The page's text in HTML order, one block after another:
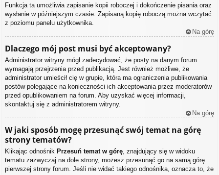
Funkcja ta umożliwia zapisanie kopii roboczej i dokończenie pisania oraz
wysłanie w późniejszym czasie. Zapisaną kopię roboczą można wczytać
z poziomu panelu użytkownika.
Na górę
Dlaczego mój post musi być akceptowany?
Administrator witryny mógł zadecydować, że posty na danym forum
wymagają przejrzenia przed publikacją. Jest również możliwe, że
administrator umieścił cię w grupie, która ma ograniczenia publikowania
postów polegające na konieczności ich akceptowania przez moderatorów
przed opublikowaniem na forum. Aby uzyskać więcej informacji,
skontaktuj się z administratorem witryny.
Na górę
W jaki sposób mogę przesunąć swój temat na górę
strony tematów?
Klikając odnośnik Przesuń temat w górę, znajdujący się w widoku
tematu zazwyczaj na dole strony, możesz przesunąć go na samą górę
pierwszej strony forum. Jeśli nie widać takiego odnośnika, oznacza to, że